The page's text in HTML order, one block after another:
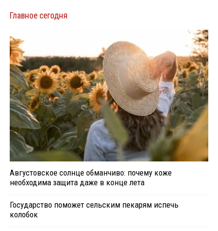
Главное сегодня
Августовское солнце обманчиво: почему коже
необходима защита даже в конце лета
Государство поможет сельским пекарям испечь
колобок